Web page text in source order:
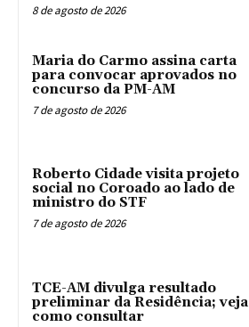
8 de agosto de 2026
Maria do Carmo assina carta
para convocar aprovados no
concurso da PM-AM
7 de agosto de 2026
Roberto Cidade visita projeto
social no Coroado ao lado de
ministro do STF
7 de agosto de 2026
TCE-AM divulga resultado
preliminar da Residência; veja
como consultar